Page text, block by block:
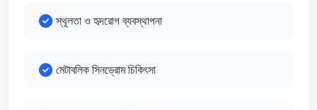
স্থূলতা ও হৃদরোগ ব্যবস্থাপনা
মেটাবলিক সিনড্রোম চিকিৎসা